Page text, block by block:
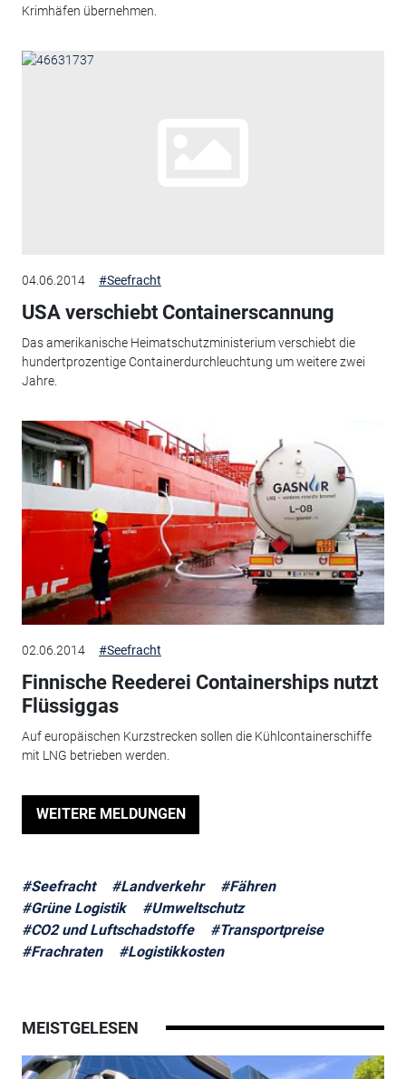
Krimhäfen übernehmen.
04.06.2014 #Seefracht
USA verschiebt Containerscannung
Das amerikanische Heimatschutzministerium verschiebt die
hundertprozentige Containerdurchleuchtung um weitere zwei
Jahre.
02.06.2014 #Seefracht
Finnische Reederei Containerships nutzt
Flüssiggas
Auf europäischen Kurzstrecken sollen die Kühlcontainerschiffe
mit LNG betrieben werden.
WEITERE MELDUNGEN
#Seefracht #Landverkehr
#Fähren
#Grüne Logistik
#Umweltschutz
#CO2 und Luftschadstoffe
#Transportpreise
#Frachraten
#Logistikkosten
MEISTGELESEN